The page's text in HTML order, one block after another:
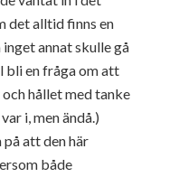
det alltid finns en
annat skulle gå
bli en fråga om att
hållet med tanke
i, men ändå.)
på att den här
både